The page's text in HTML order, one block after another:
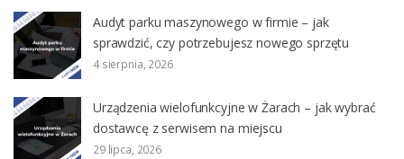
Audyt parku maszynowego w firmie – jak
sprawdzić, czy potrzebujesz nowego sprzętu
4 sierpnia, 2026
Urządzenia wielofunkcyjne w Żarach – jak wybrać
dostawcę z serwisem na miejscu
29 lipca, 2026